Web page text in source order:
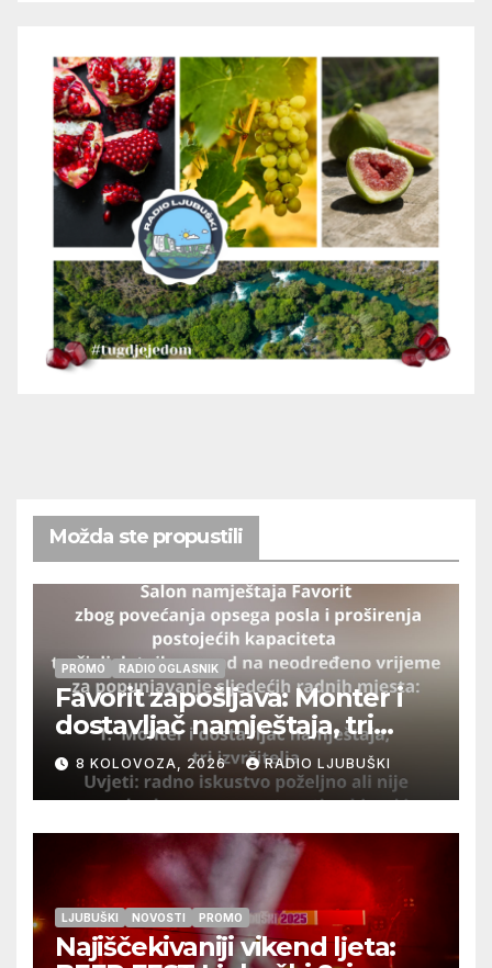
Možda ste propustili
PROMO RADIO OGLASNIK
Favorit zapošljava: Monter i
dostavljač namještaja, tri
izvršitelja
8 KOLOVOZA, 2026 RADIO LJUBUŠKI
LJUBUŠKI NOVOSTI PROMO
Najiščekivaniji vikend ljeta: